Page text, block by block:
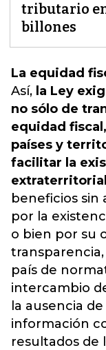
tributario en
billones
La equidad
Así, la Ley
no sólo de
equidad
países y
facilitar la
beneficios sin
por la
o bien por su
país de
intercambio
la ausencia
información
resultados de